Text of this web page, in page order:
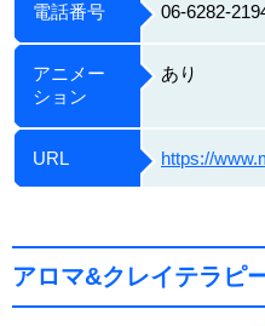
電話番号 06-6282-
アニメー
ション
あり
URL https://
アロマ&クレイテラピ